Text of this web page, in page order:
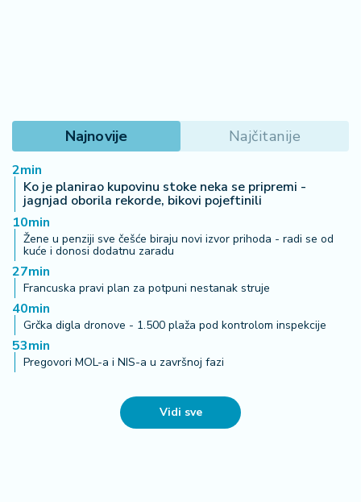
Najnovije Najčitanije
2min
Ko je planirao kupovinu stoke neka se pripremi -
jagnjad oborila rekorde, bikovi pojeftinili
10min
Žene u penziji sve češće biraju novi izvor prihoda - radi se od
kuće i donosi dodatnu zaradu
27min
Francuska pravi plan za potpuni nestanak struje
40min
Grčka digla dronove - 1.500 plaža pod kontrolom inspekcije
53min
Pregovori MOL-a i NIS-a u završnoj fazi
Vidi sve